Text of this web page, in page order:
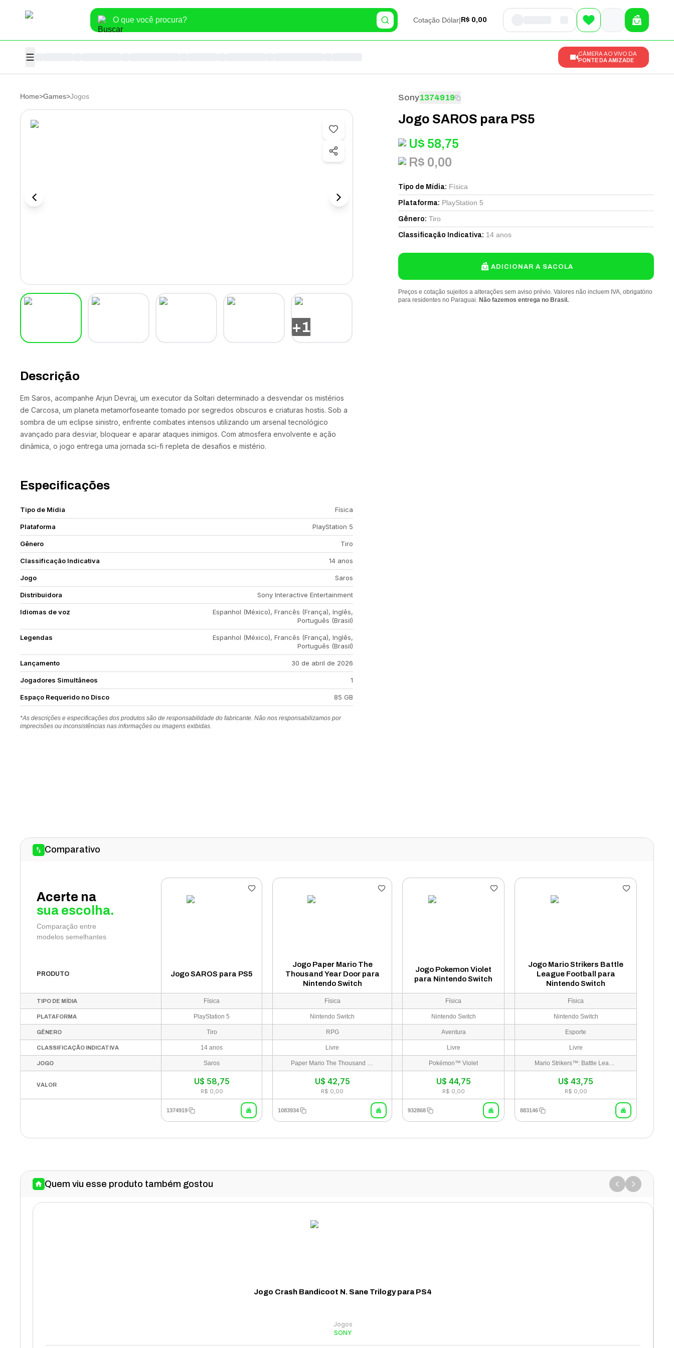
Cotação Dólar| R$ 0,00
CÂMERA AO VIVO DA
PONTE DA AMIZADE
Home>Games>Jogos
+1
Descrição
Em Saros, acompanhe Arjun Devraj, um executor da Soltari determinado a desvendar os mistérios
de Carcosa, um planeta metamorfoseante tomado por segredos obscuros e criaturas hostis. Sob a
sombra de um eclipse sinistro, enfrente combates intensos utilizando um arsenal tecnológico
avançado para desviar, bloquear e aparar ataques inimigos. Com atmosfera envolvente e ação
dinâmica, o jogo entrega uma jornada sci-fi repleta de desafios e mistério.
Especificações
Tipo de Mídia Física
Plataforma PlayStation 5
Gênero Tiro
Classificação Indicativa 14 anos
Jogo Saros
Distribuidora Sony Interactive Entertainment
Idiomas de voz
Espanhol (México), Francês (França), Inglês,
Português (Brasil)
Legendas
Espanhol (México), Francês (França), Inglês,
Português (Brasil)
Lançamento 30 de abril de 2026
Jogadores Simultâneos 1
Espaço Requerido no Disco 85 GB
*As descrições e especificações dos produtos são de responsabilidade do fabricante. Não nos responsabilizamos por
imprecisões ou inconsistências nas informações ou imagens exibidas.
Sony1374919
Jogo SAROS para PS5
U$ 58,75
R$ 0,00
Tipo de Mídia: Física
Plataforma: PlayStation 5
Gênero: Tiro
Classificação Indicativa: 14 anos
ADICIONAR A SACOLA
Preços e cotação sujeitos a alterações sem aviso prévio. Valores não incluem IVA, obrigatório
para residentes no Paraguai. Não fazemos entrega no Brasil.
Comparativo
Acerte na
sua escolha.
Comparação entre
modelos semelhantes
PRODUTO Jogo SAROS para PS5
Jogo Paper Mario The
Thousand Year Door para
Nintendo Switch
Jogo Pokemon Violet
para Nintendo Switch
Jogo Mario Strikers Battle
League Football para
Nintendo Switch
TIPO DE MÍDIA Física Física Física Física
PLATAFORMA PlayStation 5 Nintendo Switch Nintendo Switch Nintendo Switch
GÊNERO Tiro RPG Aventura Esporte
CLASSIFICAÇÃO INDICATIVA 14 anos Livre Livre Livre
JOGO Saros Paper Mario The Thousand Year Door Pokémon™ Violet Mario Strikers™: Battle League
VALOR U$ 58,75
R$ 0,00
U$ 42,75
R$ 0,00
U$ 44,75
R$ 0,00
U$43,75
R$ 0,00
1374919 1083934 932868 883146
Quem viu esse produto também gostou
Jogo Crash Bandicoot N. Sane Trilogy para PS4
Jogos
SONY